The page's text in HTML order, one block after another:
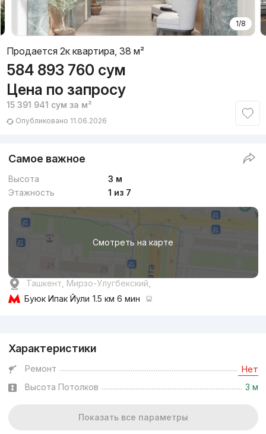
1/8
Продается 2к квартира, 38 м²
584 893 760 сум
Цена по запросу
15 391 941 сум за м²
Опубликовано 11.06.2026
Самое важное
Высота
3 м
Этажность
1 из 7
Смотреть на карте
Ташкент, Мирзо-Улугбекский,
Буюк Ипак Йули 1.5 км 6 мин
Характеристики
Ремонт Нет
Высота Потолков 3 м
Показать все параметры